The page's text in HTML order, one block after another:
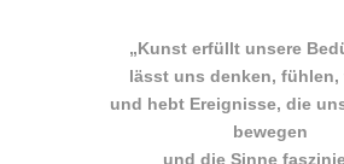
„Kunst erfüllt unsere
lässt uns denken, fühlen,
und hebt Ereignisse, die
bewegen
und die Sinne